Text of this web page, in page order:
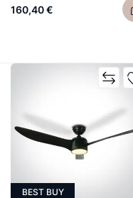
160,40 €
BEST BUY